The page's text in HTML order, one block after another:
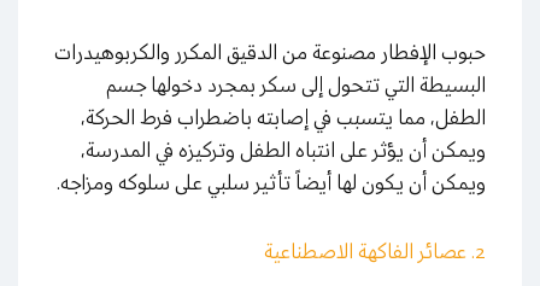
حبوب الإفطار مصنوعة من الدقيق المكرر والكربوهيدرات
البسيطة التي تتحول إلى سكر بمجرد دخولها جسم
الطفل، مما يتسبب في إصابته باضطراب فرط الحركة،
ويمكن أن يؤثر على انتباه الطفل وتركيزه في المدرسة،
ويمكن أن يكون لها أيضاً تأثير سلبي على سلوكه ومزاجه.
2. عصائر الفاكهة الاصطناعية